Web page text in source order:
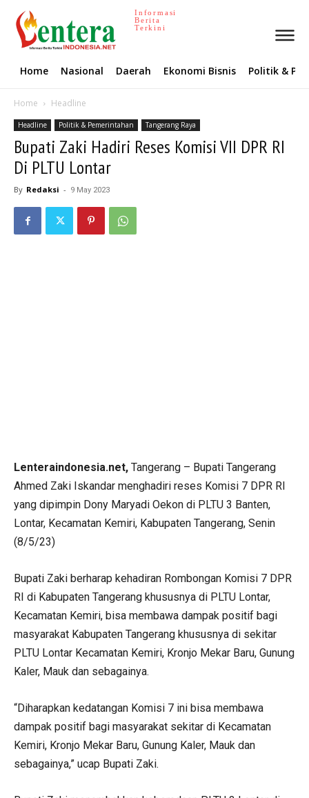
Informasi
Berita
Terkini
Home Nasional Daerah Ekonomi Bisnis Politik &
Home Headline
Headline Politik & Pemerintahan Tangerang Raya
Bupati Zaki Hadiri Reses Komisi VII DPR RI
Di PLTU Lontar
By Redaksi - 9 May 2023
Lenteraindonesia.net, Tangerang – Bupati Tangerang
Ahmed Zaki Iskandar menghadiri reses Komisi 7 DPR RI
yang dipimpin Dony Maryadi Oekon di PLTU 3 Banten,
Lontar, Kecamatan Kemiri, Kabupaten Tangerang, Senin
(8/5/23)
Bupati Zaki berharap kehadiran Rombongan Komisi 7 DPR
RI di Kabupaten Tangerang khususnya di PLTU Lontar,
Kecamatan Kemiri, bisa membawa dampak positif bagi
masyarakat Kabupaten Tangerang khususnya di sekitar
PLTU Lontar Kecamatan Kemiri, Kronjo Mekar Baru, Gunung
Kaler, Mauk dan sebagainya.
“Diharapkan kedatangan Komisi 7 ini bisa membawa
dampak positif bagi masyarakat sekitar di Kecamatan
Kemiri, Kronjo Mekar Baru, Gunung Kaler, Mauk dan
sebagainya,” ucap Bupati Zaki.